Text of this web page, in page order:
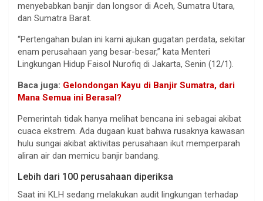
menyebabkan banjir dan longsor di Aceh, Sumatra Utara,
dan Sumatra Barat.
“Pertengahan bulan ini kami ajukan gugatan perdata, sekitar
enam perusahaan yang besar-besar,” kata Menteri
Lingkungan Hidup Faisol Nurofiq di Jakarta, Senin (12/1).
Baca juga: Gelondongan Kayu di Banjir Sumatra, dari
Mana Semua ini Berasal?
Pemerintah tidak hanya melihat bencana ini sebagai akibat
cuaca ekstrem. Ada dugaan kuat bahwa rusaknya kawasan
hulu sungai akibat aktivitas perusahaan ikut memperparah
aliran air dan memicu banjir bandang.
Lebih dari 100 perusahaan diperiksa
Saat ini KLH sedang melakukan audit lingkungan terhadap